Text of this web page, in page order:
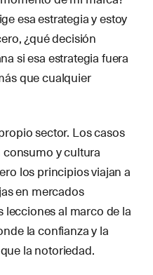
esa estrategia y estoy
¿qué decisión
si esa estrategia fuera
que cualquier
sector. Los casos
y cultura
los principios viajan a
en mercados
lecciones al marco de la
la confianza y la
la notoriedad.